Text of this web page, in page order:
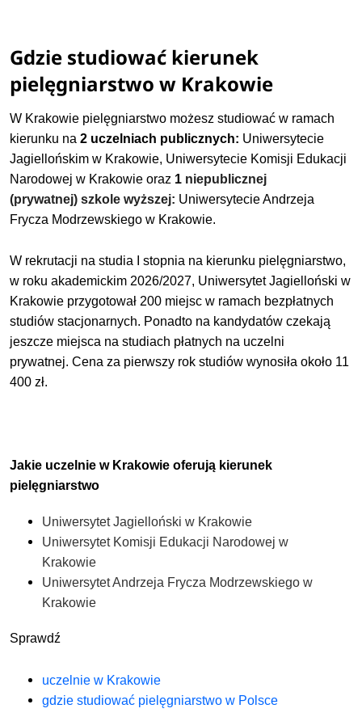
Gdzie studiować kierunek
pielęgniarstwo w Krakowie
W Krakowie pielęgniarstwo możesz studiować w ramach
kierunku na2 uczelniach publicznych: Uniwersytecie
Jagiellońskim w Krakowie, Uniwersytecie Komisji Edukacji
Narodowej w Krakowieoraz 1 niepublicznej
(prywatnej)szkole wyższej: Uniwersytecie Andrzeja
Frycza Modrzewskiego w Krakowie.
W rekrutacji na studia I stopnia na kierunku pielęgniarstwo,
w roku akademickim 2026/2027, Uniwersytet Jagielloński w
Krakowie przygotował 200 miejsc w ramach bezpłatnych
studiów stacjonarnych. Ponadto na kandydatów czekają
jeszcze miejsca na studiach płatnych na uczelni
prywatnej. Cena za pierwszy rok studiów wynosiła około 11
400 zł.
Jakie uczelnie w Krakowie oferują kierunek
pielęgniarstwo
Uniwersytet Jagielloński w Krakowie
Uniwersytet Komisji Edukacji Narodowej w
Krakowie
Uniwersytet Andrzeja Frycza Modrzewskiego w
Krakowie
Sprawdź
uczelnie w Krakowie
gdzie studiować pielęgniarstwo w Polsce